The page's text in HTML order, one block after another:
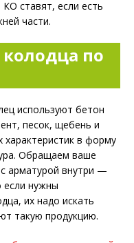
ставят, если есть
части.
по
используют бетон
песок, щебень и
в форму
Обращаем ваше
арматурой внутри —
если нужны
их надо искать
такую продукцию.